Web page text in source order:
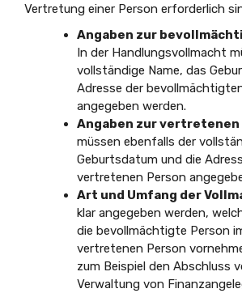
Vertretung einer Person erforderlich
Angaben zur
In der Handlungsvollmacht
vollständige Name, das
Adresse der
angegeben werden.
Angaben zur vertretenen
müssen ebenfalls der
Geburtsdatum und die
vertretenen Person
Art und Umfang der
klar angegeben werden,
die bevollmächtigte Person
vertretenen Person
zum Beispiel den Abschluss
Verwaltung von